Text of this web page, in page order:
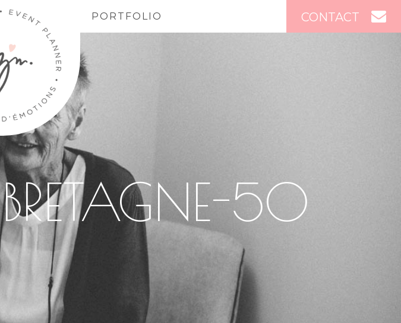
CONTACT
PORTFOLIO
50